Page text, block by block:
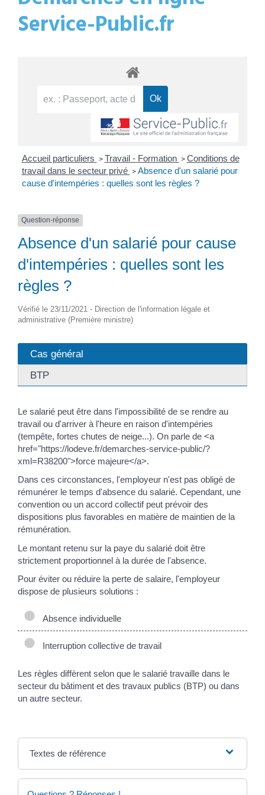
Service-Public.fr
Accueil particuliers > Travail - Formation > Conditions de
travail dans le secteur privé > Absence d'un salarié pour
cause d'intempéries : quelles sont les règles ?
Question-réponse
Absence d'un salarié pour cause
d'intempéries : quelles sont les
règles ?
Vérifié le 23/11/2021 - Direction de l'information légale et
administrative (Première ministre)
Cas général
BTP
Le salarié peut être dans l'impossibilité de se rendre au
travail ou d'arriver à l'heure en raison d'intempéries
(tempête, fortes chutes de neige...). On parle de <a
href="https://lodeve.fr/demarches-service-public/?
xml=R38200">force majeure</a>.
Dans ces circonstances, l'employeur n'est pas obligé de
rémunérer le temps d'absence du salarié. Cependant, une
convention ou un accord collectif peut prévoir des
dispositions plus favorables en matière de maintien de la
rémunération.
Le montant retenu sur la paye du salarié doit être
strictement proportionnel à la durée de l'absence.
Pour éviter ou réduire la perte de salaire, l'employeur
dispose de plusieurs solutions :
Absence individuelle
Interruption collective de travail
Les règles diffèrent selon que le salarié travaille dans le
secteur du bâtiment et des travaux publics (BTP) ou dans
un autre secteur.
Textes de référence